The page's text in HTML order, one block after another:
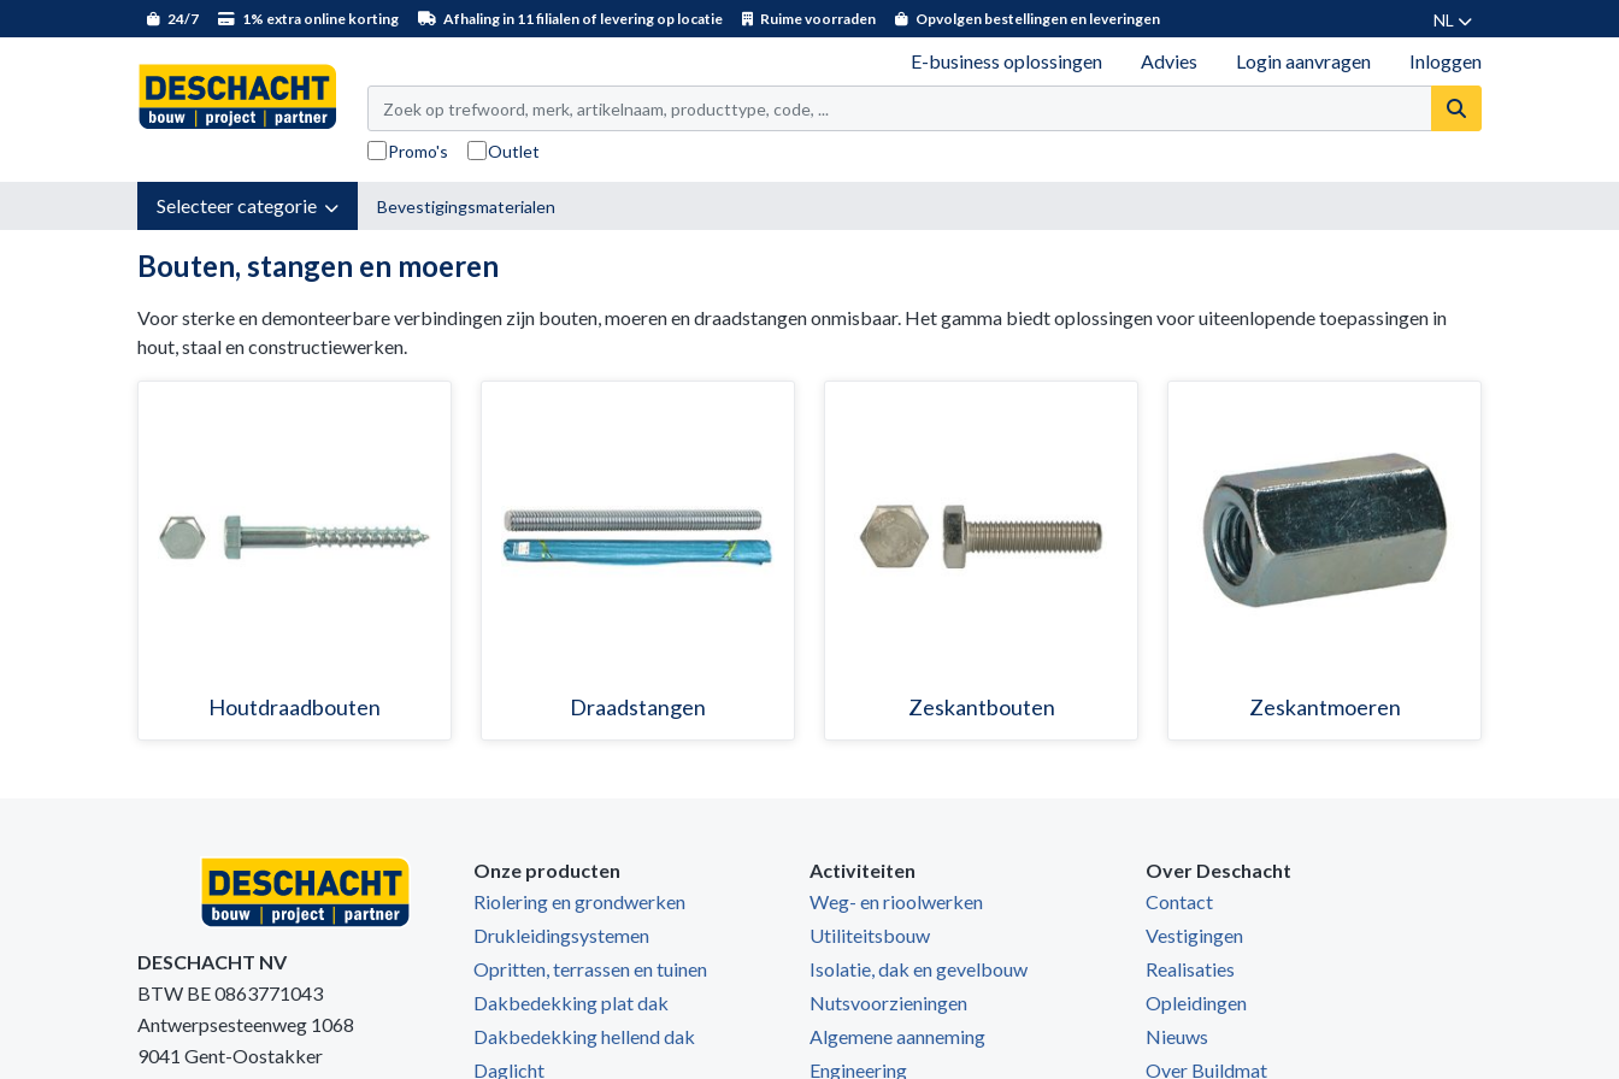
24/7 1% extra online korting Afhaling in 11 filialen of levering op locatie Ruime voorraden Opvolgen bestellingen en leveringen NL
E-business oplossingen Advies Login aanvragen Inloggen
Promo's Outlet
Selecteer categorie Bevestigingsmaterialen
Bouten, stangen en moeren
Voor sterke en demonteerbare verbindingen zijn bouten, moeren en draadstangen onmisbaar. Het gamma biedt oplossingen voor uiteenlopende toepassingen in
hout, staal en constructiewerken.
Houtdraadbouten Draadstangen Zeskantbouten Zeskantmoeren
DESCHACHT NV
BTW BE 0863771043
Antwerpsesteenweg 1068
9041 Gent-Oostakker
Onze producten
Riolering en grondwerken
Drukleidingsystemen
Opritten, terrassen en tuinen
Dakbedekking plat dak
Dakbedekking hellend dak
Daglicht
Activiteiten
Weg- en rioolwerken
Utiliteitsbouw
Isolatie, dak en gevelbouw
Nutsvoorzieningen
Algemene aanneming
Engineering
Over Deschacht
Contact
Vestigingen
Realisaties
Opleidingen
Nieuws
Over Buildmat